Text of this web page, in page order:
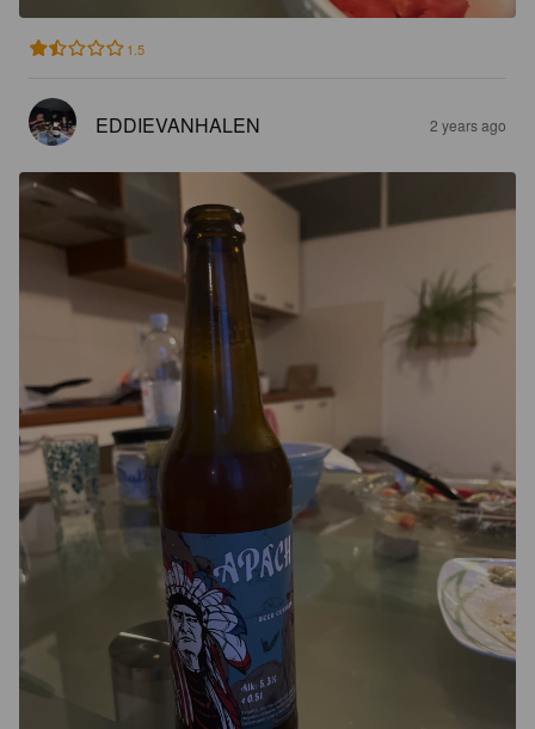
1.5
EDDIEVANHALEN 2 years ago